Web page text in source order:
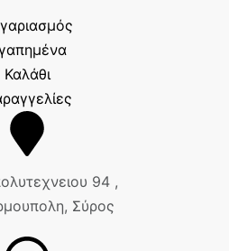
94 ,
Σύρος
Καλάθι